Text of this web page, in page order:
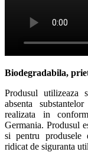
Biodegradabila,
Produsul utilizeaza
absenta
realizata in
Germania. Produsul
si pentru produsele
ridicat de siguranta